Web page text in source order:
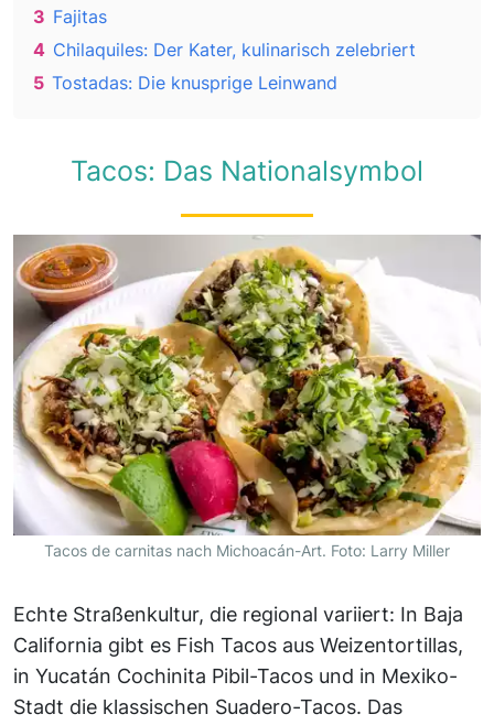
3 Fajitas
4 Chilaquiles: Der Kater, kulinarisch zelebriert
5 Tostadas: Die knusprige Leinwand
Tacos: Das Nationalsymbol
Tacos de carnitas nach Michoacán-Art. Foto: Larry Miller
Echte Straßenkultur, die regional variiert: In Baja
California gibt es Fish Tacos aus Weizentortillas,
in Yucatán Cochinita Pibil-Tacos und in Mexiko-
Stadt die klassischen Suadero-Tacos. Das